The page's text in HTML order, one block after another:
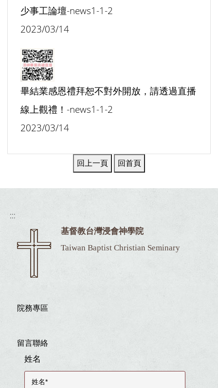
少事工論壇-news1-1-2
2023/03/14
畢結業感恩禮拜恕不對外開放，請透過直播
線上觀禮！-news1-1-2
2023/03/14
:::
基督教台灣浸會神學院
Taiwan Baptist Christian Seminary
院務專區
留言聯絡
姓名